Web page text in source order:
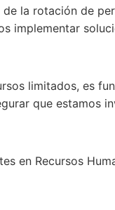
la rotación de
implementar
limitados, es
que estamos
en Recursos